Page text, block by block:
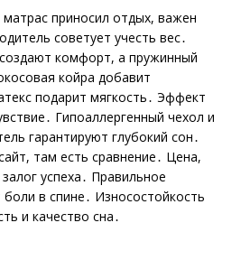
приносил отдых, важен
советует учесть вес․
комфорт, а пружинный
койра добавит
подарит мягкость․ Эффект
Гипоаллергенный чехол и
гарантируют глубокий сон․
там есть сравнение․ Цена,
успеха․ Правильное
в спине․ Износостойкость
и качество сна․